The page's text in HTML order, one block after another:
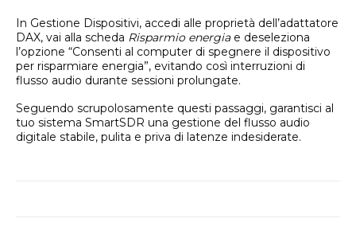
In Gestione Dispositivi, accedi alle proprietà dell’adattatore
DAX, vai alla scheda Risparmio energiae deseleziona
l’opzione “Consenti al computer di spegnere il dispositivo
per risparmiare energia”, evitando così interruzioni di
flusso audio durante sessioni prolungate.
Seguendo scrupolosamente questi passaggi, garantisci al
tuo sistema SmartSDR una gestione del flusso audio
digitale stabile, pulita e priva di latenze indesiderate.